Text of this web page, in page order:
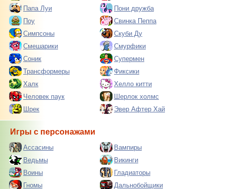
Папа Луи
Пони дружба
Поу
Свинка Пеппа
Симпсоны
Скуби Ду
Смешарики
Смурфики
Соник
Супермен
Трансформеры
Фиксики
Халк
Хелло китти
Человек паук
Шерлок холмс
Шрек
Эвер Афтер Хай
Игры с персонажами
Ассасины
Вампиры
Ведьмы
Викинги
Воины
Гладиаторы
Гномы
Дальнобойщики